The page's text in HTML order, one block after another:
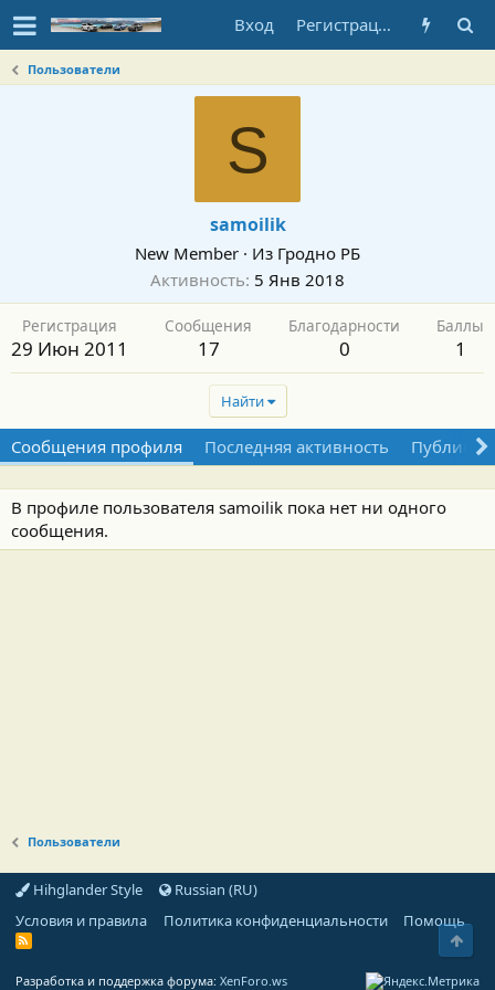
Вход Регистрация
Пользователи
S
samoilik
New Member · Из Гродно РБ
Активность 5 Янв 2018
Регистрация
29 Июн 2011
Сообщения
17
Благодарности
0
Баллы
1
Найти
Сообщения профиля Последняя активность
В профиле пользователя samoilik пока нет ни одного
сообщения.
Пользователи
Hihglander Style
Russian (RU)
Условия и правила
Политика конфиденциальности Помощь
R
Разработка и поддержка форума: XenForo.ws